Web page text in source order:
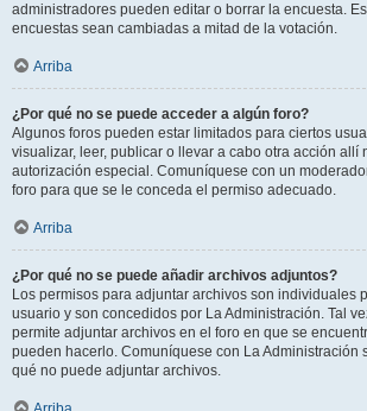
administradores pueden editar o borrar la encuesta.
encuestas sean cambiadas a mitad de la votación.
Arriba
¿Por qué no se puede acceder a algún foro?
Algunos foros pueden estar limitados para ciertos
visualizar, leer, publicar o llevar a cabo otra acción allí
autorización especial. Comuníquese con un
foro para que se le conceda el permiso adecuado.
Arriba
¿Por qué no se puede añadir archivos adjuntos?
Los permisos para adjuntar archivos son individuales
usuario y son concedidos por La Administración. Tal
permite adjuntar archivos en el foro en que se
pueden hacerlo. Comuníquese con La Administración
qué no puede adjuntar archivos.